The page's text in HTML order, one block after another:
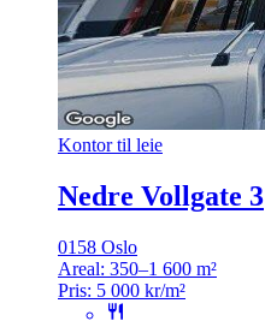
Kontor til leie
Nedre Vollgate 3
0158 Oslo
Areal: 350–1 600 m²
Pris: 5 000 kr/m²